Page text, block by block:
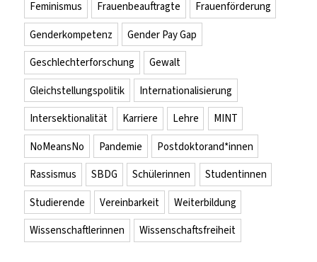
Feminismus
Frauenbeauftragte
Frauenförderung
Genderkompetenz
Gender Pay Gap
Geschlechterforschung
Gewalt
Gleichstellungspolitik
Internationalisierung
Intersektionalität
Karriere Lehre
MINT
NoMeansNo
Pandemie
Postdoktorand*innen
Rassismus
SBDG Schülerinnen
Studentinnen
Studierende
Vereinbarkeit
Weiterbildung
Wissenschaftlerinnen
Wissenschaftsfreiheit